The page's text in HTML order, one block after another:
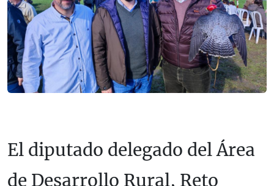
El diputado delegado del Área
de Desarrollo Rural, Reto